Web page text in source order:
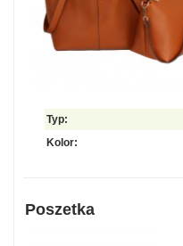
Typ:
Kolor:
Poszetka